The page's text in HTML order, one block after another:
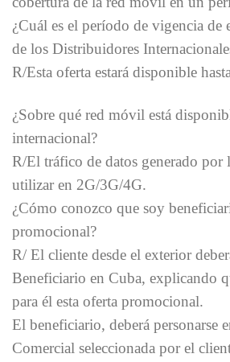
¿Cuál es el período de vigencia de
de los Distribuidores
R/Esta oferta estará disponible
¿Sobre qué red móvil está
internacional?
R/El tráfico de datos generado por
utilizar en 2G/3G/4G.
¿Cómo conozco que soy
promocional?
R/ El cliente desde el exterior
Beneficiario en Cuba, explicando
para él esta oferta promocional.
El beneficiario, deberá personarse
Comercial seleccionada por el